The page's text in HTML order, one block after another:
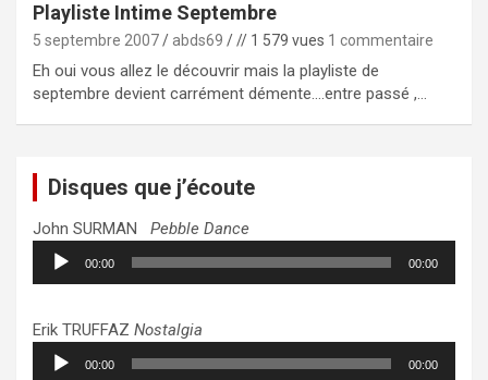
Playliste Intime Septembre
5 septembre 2007 abds69 // 1 579 vues 1 commentaire
Eh oui vous allez le découvrir mais la playliste de
septembre devient carrément démente….entre passé ,…
Disques que j’écoute
John SURMAN Pebble Dance
Lecteur
audio
00:00 00:00
Erik TRUFFAZ Nostalgia
Lecteur
audio
00:00 00:00